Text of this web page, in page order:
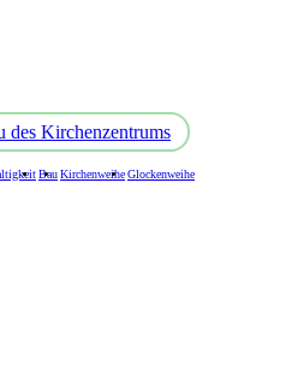
des Kirchenzentrums
BauKirchenweiheGlockenweihe